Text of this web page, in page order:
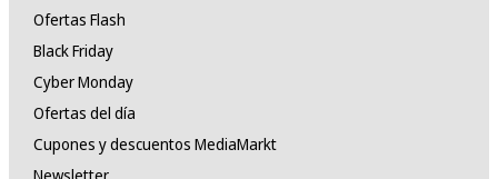
Ofertas Flash
Black Friday
Cyber Monday
Ofertas del día
Cupones y descuentos MediaMarkt
Newsletter